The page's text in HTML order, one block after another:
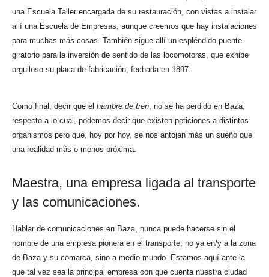
una Escuela Taller encargada de su restauración, con vistas a instalar
allí una Escuela de Empresas, aunque creemos que hay instalaciones
para muchas más cosas. También sigue allí un espléndido puente
giratorio para la inversión de sentido de las locomotoras, que exhibe
orgulloso su placa de fabricación, fechada en 1897.
Como final, decir que el hambre de tren, no se ha perdido en Baza,
respecto a lo cual, podemos decir que existen peticiones a distintos
organismos pero que, hoy por hoy, se nos antojan más un sueño que
una realidad más o menos próxima.
Maestra, una empresa ligada al transporte
y las comunicaciones.
Hablar de comunicaciones en Baza, nunca puede hacerse sin el
nombre de una empresa pionera en el transporte, no ya en/y a la zona
de Baza y su comarca, sino a medio mundo. Estamos aquí ante la
que tal vez sea la principal empresa con que cuenta nuestra ciudad